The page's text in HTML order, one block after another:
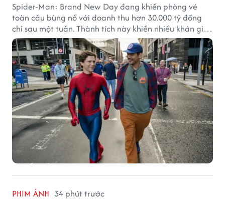
Spider-Man: Brand New Day đang khiến phòng vé
toàn cầu bùng nổ với doanh thu hơn 30.000 tỷ đồng
chỉ sau một tuần. Thành tích này khiến nhiều khán giả
đặt câu hỏi liệu bộ phim mới của Tom Holland có thể
phá kỷ lục mà No Way Home từng thiết lập hay không.
PHIM ẢNH 34 phút trước